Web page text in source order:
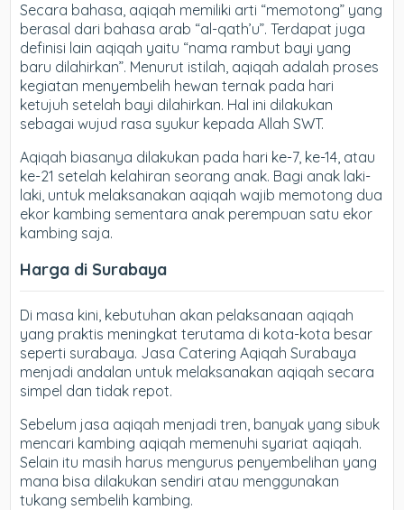
Secara bahasa, aqiqah memiliki arti “memotong” yang
berasal dari bahasa arab “al-qath’u”. Terdapat juga
definisi lain aqiqah yaitu “nama rambut bayi yang
baru dilahirkan”. Menurut istilah, aqiqah adalah proses
kegiatan menyembelih hewan ternak pada hari
ketujuh setelah bayi dilahirkan. Hal ini dilakukan
sebagai wujud rasa syukur kepada Allah SWT.
Aqiqah biasanya dilakukan pada hari ke-7, ke-14, atau
ke-21 setelah kelahiran seorang anak. Bagi anak laki-
laki, untuk melaksanakan aqiqah wajib memotong dua
ekor kambing sementara anak perempuan satu ekor
kambing saja.
Harga di Surabaya
Di masa kini, kebutuhan akan pelaksanaan aqiqah
yang praktis meningkat terutama di kota-kota besar
seperti surabaya. Jasa Catering Aqiqah Surabaya
menjadi andalan untuk melaksanakan aqiqah secara
simpel dan tidak repot.
Sebelum jasa aqiqah menjadi tren, banyak yang sibuk
mencari kambing aqiqah memenuhi syariat aqiqah.
Selain itu masih harus mengurus penyembelihan yang
mana bisa dilakukan sendiri atau menggunakan
tukang sembelih kambing.